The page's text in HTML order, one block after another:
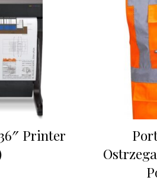
Printer